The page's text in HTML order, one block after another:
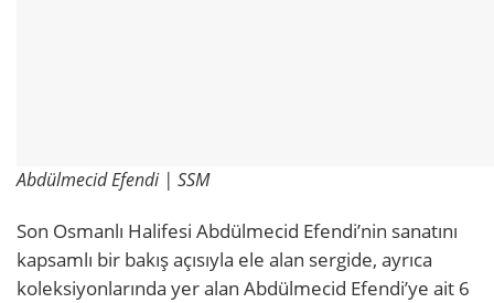
Abdülmecid Efendi | SSM
Son Osmanlı Halifesi Abdülmecid Efendi’nin sanatını
kapsamlı bir bakış açısıyla ele alan sergide, ayrıca
koleksiyonlarında yer alan Abdülmecid Efendi’ye ait 6